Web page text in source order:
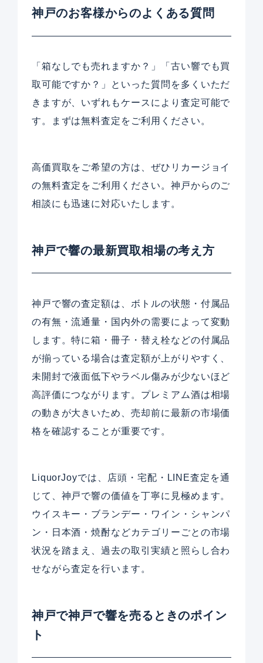
神戸のお客様からのよくある質問
「箱なしでも売れますか？」「古い響でも買
取可能ですか？」といった質問を多くいただ
きますが、いずれもケースにより査定可能で
す。まずは無料査定をご利用ください。
高価買取をご希望の方は、ぜひリカージョイ
の無料査定をご利用ください。神戸からのご
相談にも迅速に対応いたします。
神戸で響の最新買取相場の考え方
神戸で響の査定額は、ボトルの状態・付属品
の有無・流通量・国内外の需要によって変動
します。特に箱・冊子・替え栓などの付属品
が揃っている場合は査定額が上がりやすく、
未開封で液面低下やラベル傷みが少ないほど
高評価につながります。プレミアム酒は相場
の動きが大きいため、売却前に最新の市場価
格を確認することが重要です。
LiquorJoyでは、店頭・宅配・LINE査定を通
じて、神戸で響の価値を丁寧に見極めます。
ウイスキー・ブランデー・ワイン・シャンパ
ン・日本酒・焼酎などカテゴリーごとの市場
状況を踏まえ、過去の取引実績と照らし合わ
せながら査定を行います。
神戸で神戸で響を売るときのポイン
ト